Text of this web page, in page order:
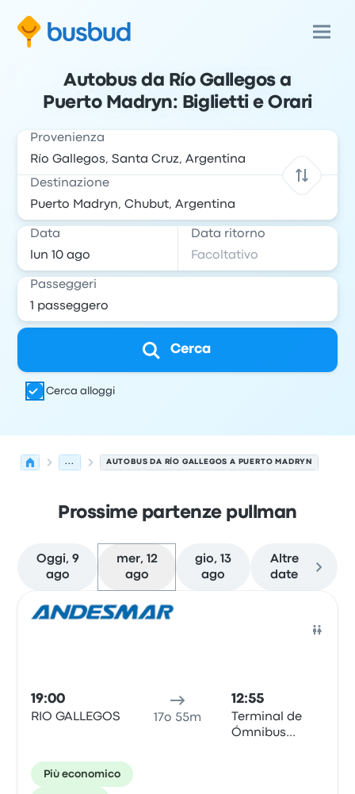
Autobus da Río Gallegos a
Puerto Madryn: Biglietti e Orari
Provenienza
Destinazione
Data Data ritorno
Passeggeri
Cerca
Cerca alloggi
... AUTOBUS DA RÍO GALLEGOS A PUERTO MADRYN
Prossime partenze pullman
Oggi, 9
ago
mer, 12
ago
gio, 13
ago
Altre
date
19:00
RIO GALLEGOS 17o 55m
12:55
Terminal de
Ómnibus
Più economico